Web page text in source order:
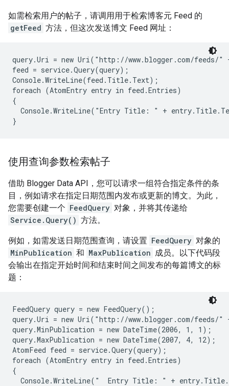
如需检索用户的帖子，请调用用于检索博客元 Feed 的
getFeed 方法，但这次发送博文 Feed 网址：
query.Uri = new Uri("http://www.blogger.com/
feed = service.Query(query);
Console.WriteLine(feed.Title.Text);
foreach (AtomEntry entry in feed.Entries)
{
Console.WriteLine("Entry Title: " +
使用查询参数检索帖子
借助 Blogger Data API，您可以请求一组符合指定条件的条
目，例如请求在指定日期范围内发布或更新的博文。为此，
您需要创建一个 FeedQuery 对象，并将其传递给
Service.Query() 方法。
例如，如需发送日期范围查询，请设置 FeedQuery 对象的
MinPublication 和 MaxPublication 成员。以下代码段
会输出在指定开始时间和结束时间之间发布的每篇博文的标
题：
FeedQuery query = new FeedQuery();
query.Uri = new Uri("http://www.blogger.com/
query.MinPublication = new DateTime(2006, 1, 1);
query.MaxPublication = new DateTime(2007, 4, 12);
AtomFeed feed = service.Query(query);
foreach (AtomEntry entry in feed.Entries)
{
Console.WriteLine("  Entry Title: " +